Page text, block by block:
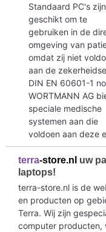
Standaard PC's
geschikt om te
gebruiken in de
omgeving van
omdat zij niet
aan de
DIN EN 60601-1
WORTMANN AG
speciale medische
systemen aan die
voldoen aan deze
terra-store.nl uw
laptops!
terra-store.nl is de
en producten op
Terra. Wij zijn
computer producten,